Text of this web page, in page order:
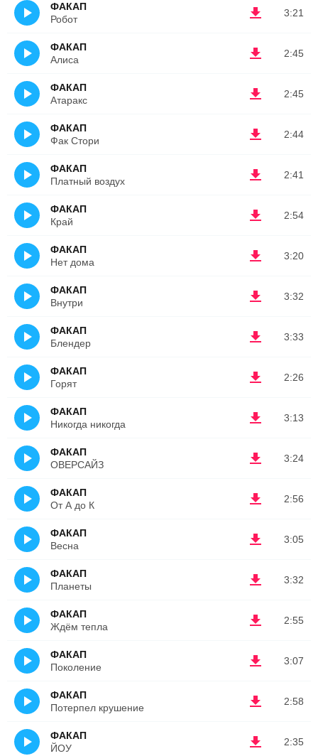
3:21
ФАКАП
Робот
2:45
ФАКАП
Алиса
2:45
ФАКАП
Атаракс
2:44
ФАКАП
Фак Стори
2:41
ФАКАП
Платный воздух
2:54
ФАКАП
Край
3:20
ФАКАП
Нет дома
3:32
ФАКАП
Внутри
3:33
ФАКАП
Блендер
2:26
ФАКАП
Горят
3:13
ФАКАП
Никогда никогда
3:24
ФАКАП
ОВЕРСАЙЗ
2:56
ФАКАП
От А до К
3:05
ФАКАП
Весна
3:32
ФАКАП
Планеты
2:55
ФАКАП
Ждём тепла
3:07
ФАКАП
Поколение
2:58
ФАКАП
Потерпел крушение
2:35
ФАКАП
ЙОУ